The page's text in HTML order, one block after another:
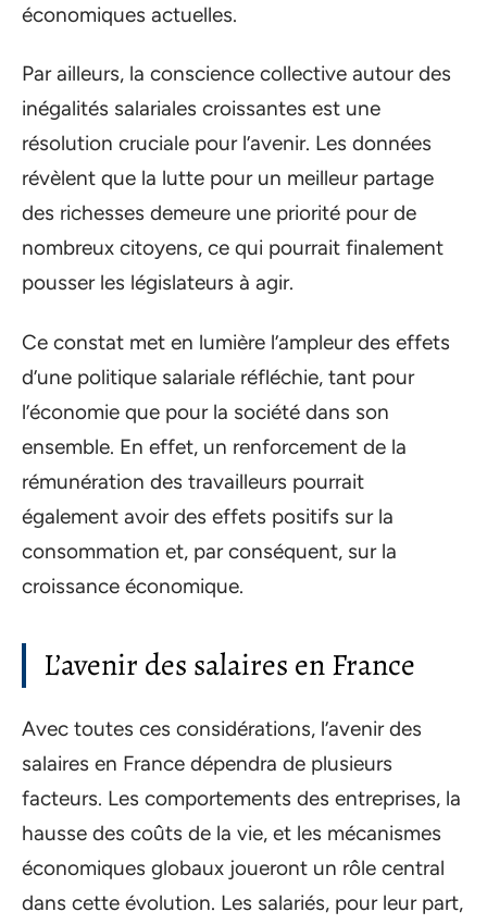
économiques actuelles.
Par ailleurs, la conscience collective autour des
inégalités salariales croissantes est une
résolution cruciale pour l’avenir. Les données
révèlent que la lutte pour un meilleur partage
des richesses demeure une priorité pour de
nombreux citoyens, ce qui pourrait finalement
pousser les législateurs à agir.
Ce constat met en lumière l’ampleur des effets
d’une politique salariale réfléchie, tant pour
l’économie que pour la société dans son
ensemble. En effet, un renforcement de la
rémunération des travailleurs pourrait
également avoir des effets positifs sur la
consommation et, par conséquent, sur la
croissance économique.
L’avenir des salaires en France
Avec toutes ces considérations, l’avenir des
salaires en France dépendra de plusieurs
facteurs. Les comportements des entreprises, la
hausse des coûts de la vie, et les mécanismes
économiques globaux joueront un rôle central
dans cette évolution. Les salariés, pour leur part,